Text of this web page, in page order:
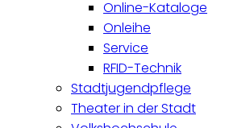
Online-Kataloge
Onleihe
Service
RFID-Technik
Stadtjugendpflege
Theater in der Stadt